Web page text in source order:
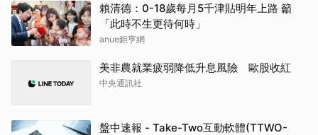
賴清德：0-18歲每月5千津貼明年上路 籲
「此時不生更待何時」
anue鉅亨網
美非農就業疲弱降低升息風險 歐股收紅
中央通訊社
盤中速報 - Take-Two互動軟體(TTWO-